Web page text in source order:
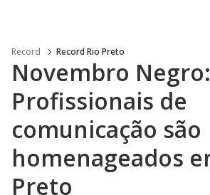
Record Record Rio Preto
Novembro Negro:
Profissionais de
comunicação são
homenageados
Preto